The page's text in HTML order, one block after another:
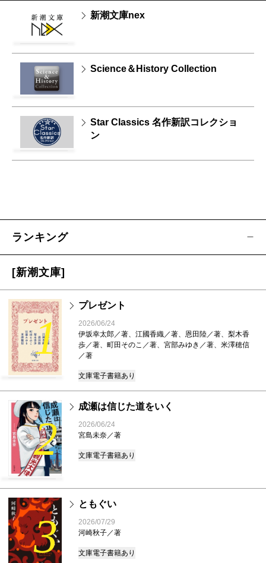
新潮文庫nex
Science＆History Collection
Star Classics 名作新訳コレクショ
ン
ランキング
[新潮文庫]
1
プレゼント
2026/06/24
伊坂幸太郎／著、江國香織／著、恩田陸／著、梨木香
歩／著、町田そのこ／著、宮部みゆき／著、米澤穂信
／著
文庫電子書籍あり
2
成瀬は信じた道をいく
2026/06/24
宮島未奈／著
文庫電子書籍あり
3
ともぐい
2026/07/29
河崎秋子／著
文庫電子書籍あり